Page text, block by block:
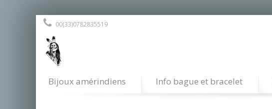
00(33)0782835519
Bijoux amérindiens Info bague et bracelet